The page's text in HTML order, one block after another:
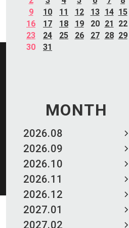
9
10 11 12 13 14 15
16
17 18 19 20 21
22
23
24 25 26 27 28 29
30
31
MONTH
2026.08
2026.09
2026.10
2026.11
2026.12
2027.01
2027.02